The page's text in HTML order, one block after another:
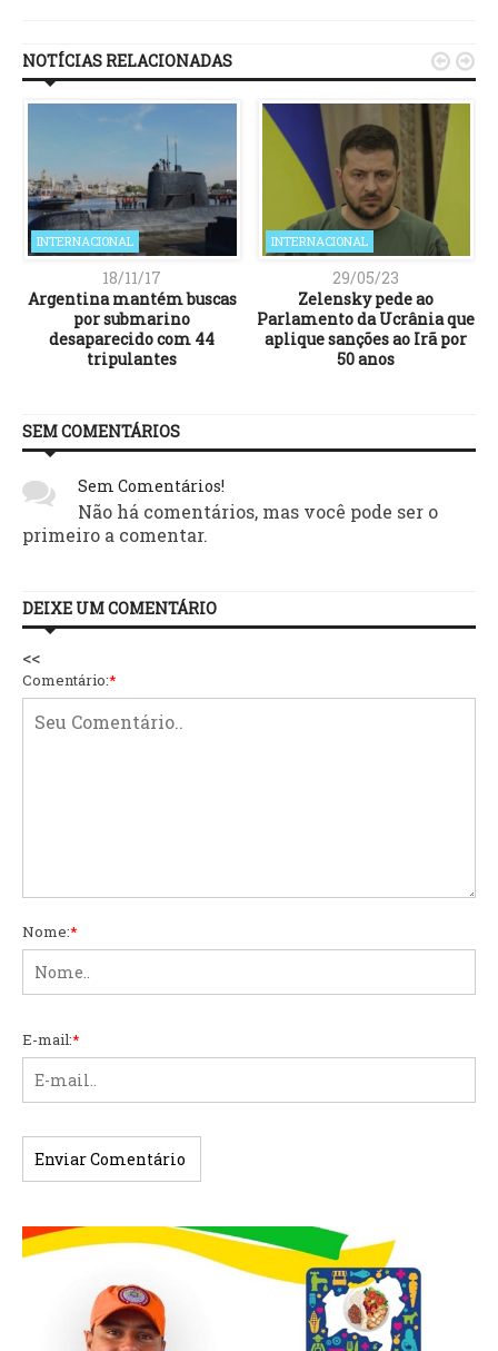
NOTÍCIAS RELACIONADAS
INTERNACIONAL
18/11/17
Argentina mantém buscas
por submarino
desaparecido com 44
tripulantes
INTERNACIONAL
29/05/23
Zelensky pede ao
Parlamento da Ucrânia que
aplique sanções ao Irã por
50 anos
 
SEM COMENTÁRIOS
Sem Comentários!
Não há comentários, mas você pode ser o
primeiro a comentar.
DEIXE UM COMENTÁRIO
<<
Comentário:*
Nome:*
E-mail:*